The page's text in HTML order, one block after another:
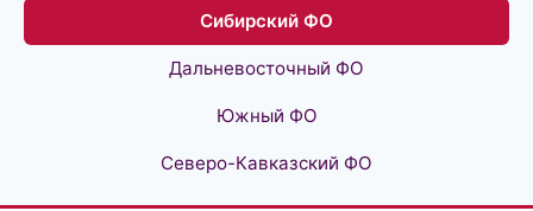
Сибирский ФО
Дальневосточный ФО
Южный ФО
Северо-Кавказский ФО